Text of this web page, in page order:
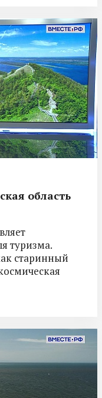
область
туризма.
старинный